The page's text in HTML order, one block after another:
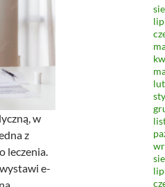
w
z
leczenia.
e-